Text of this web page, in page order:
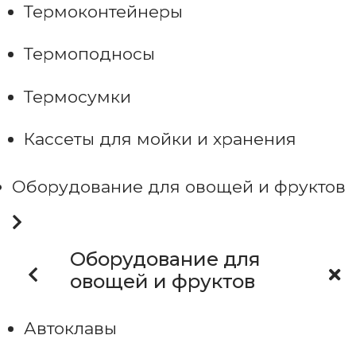
Термоконтейнеры
Термоподносы
Термосумки
Кассеты для мойки и хранения
Оборудование для овощей и фруктов
Оборудование для
овощей и фруктов
Автоклавы